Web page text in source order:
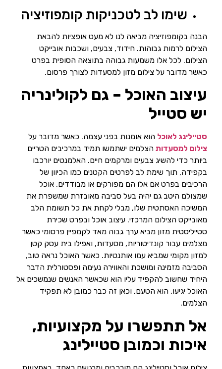
שימו לב לטכניקות קומפוזיציה
הבנה בקומפוזיציה מביאה לנו לא מעט אופציות להבאת
הצילום לרמות גבוהות. חידוד, צבעים, ושכבות אובייקט
הצילום. לכל אלו משמעות גבוהה בתוצאה הסופית בפרט
כאשר מדובר על צילום מזון למסעדות לצורך פרסום.
עיצוב האוכל – גם לקולינריה
יש סטייל
סטיילינג לאוכל הוא אומנות בפני עצמה. כאשר מדובר על
צילום למסעדות הצלמים ישתמשו תמיד במרכיבים הטריים
ביותר כדי להשיג צבעים ומרקמים חיים. האלמנטים יורכבו
בקפידה, תוך שימת לב לפרטים הקטנים כמו הכיוון של
הרכיבים בפרט אם אלו הם מפורקים או מבודדים. אוכל
שמצולם היטב גם יהיה בעל סביבה מאובזרת שמשפרת את
המשיכה האסתטית שלו, מבלי לקחת את כל תשומת הלב
מאובייקט הצילום המרכזי. עיצוב אוכל ובפרט שכירת
סטייליסטית מזון מביא ערך גבוה מאד לקמפיין פרסומי כאשר
מצלמים עבור קונדיטוריות, מסעדות, ואפילו בית עסק קטן
למזון מקומי שמביא עמו אותנטיות. כאשר האוכל נראה טוב,
הסביבה מזמינה ומושכת והאווירה נעימה ופסטורלית הדבר
היחיד שחשוב להקפיד עליו הוא שכאשר האנשים שנמשכים אל
האוכל יגיעו, הוא הטעם, וכאן זה כבר כמובן לא תפקיד
הצלמים.
אל תתפשרו על מקצועיות,
איכות וכמובן סטיילינג